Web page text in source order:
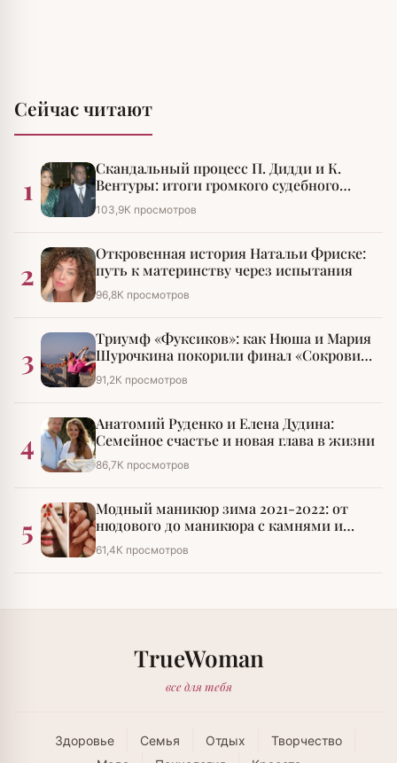
Сейчас читают
1
Скандальный процесс П. Дидди и К.
Вентуры: итоги громкого судебного
разбирательства
103,9К просмотров
2
Откровенная история Натальи Фриске:
путь к материнству через испытания
96,8К просмотров
3
Триумф «Фуксиков»: как Нюша и Мария
Шурочкина покорили финал «Сокровищ
императора»
91,2К просмотров
4
Анатомий Руденко и Елена Дудина:
Семейное счастье и новая глава в жизни
86,7К просмотров
5
Модный маникюр зима 2021-2022: от
нюдового до маникюра с камнями и
стразами
61,4К просмотров
TrueWoman
все для тебя
Здоровье Семья Отдых
Творчество